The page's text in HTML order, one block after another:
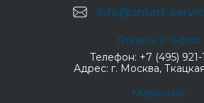
info@smart-
Главный офис
Телефон: +7 (495) 921-
Адрес: г. Москва,
Марьино